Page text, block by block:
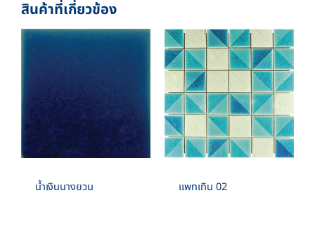
SPECIAL SHAPE :
CIRCLE , FAN , BOW , TRIANGULAR , CONVEX
,PYRAMID
สินค้าที่เกี่ยวข้อง
น้ำเงินนางยวน แพทเทิน 02